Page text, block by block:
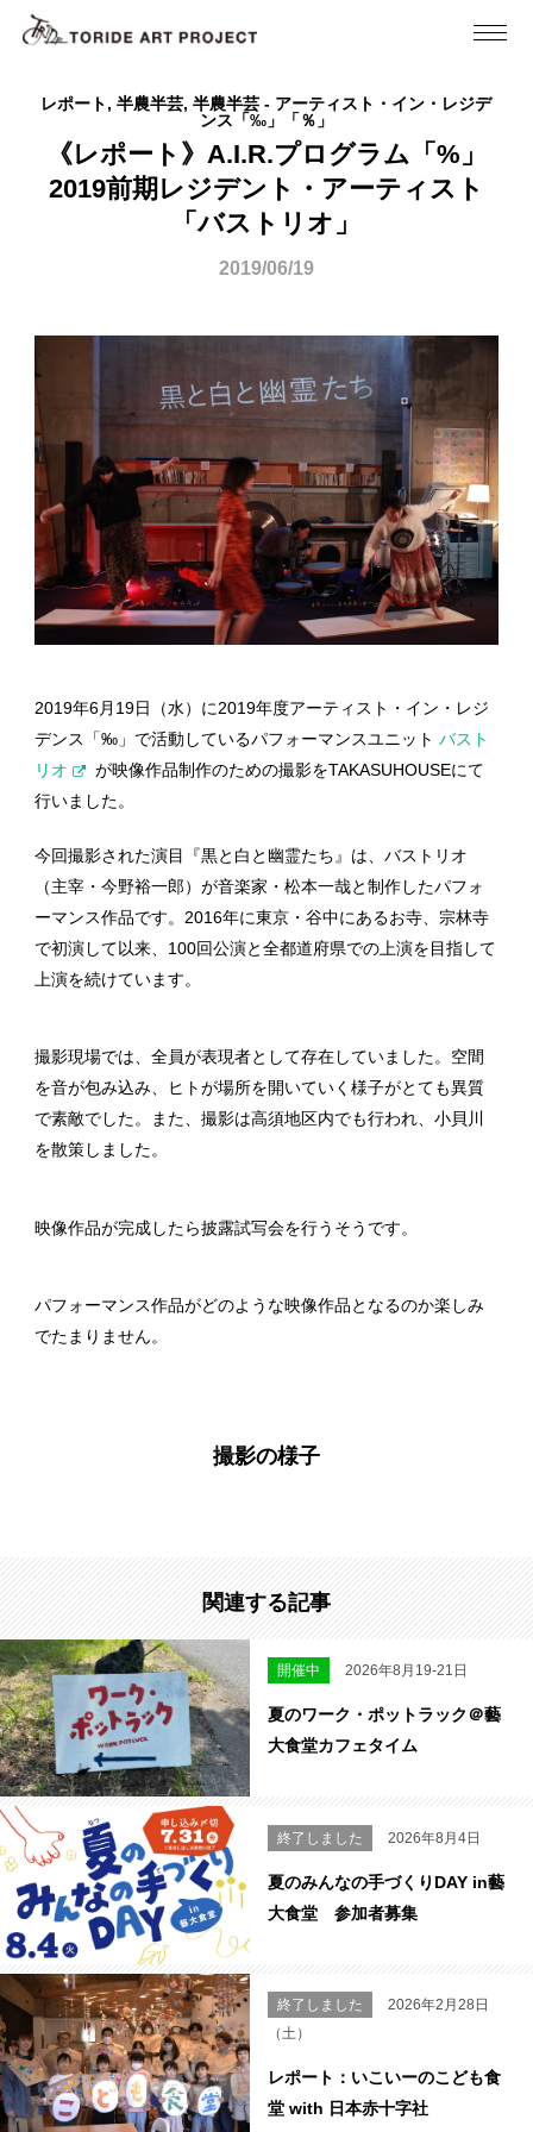
レポート, 半農半芸, 半農半芸 - アーティスト・イン・レジデ
ンス「‰」「％」
《レポート》A.I.R.プログラム「%」
2019前期レジデント・アーティスト
「バストリオ」
2019/06/19
2019年6月19日（水）に2019年度アーティスト・イン・レジ
デンス「‰」で活動しているパフォーマンスユニット バスト
リオ
が映像作品制作のための撮影をTAKASUHOUSEにて
行いました。
今回撮影された演目『黒と白と幽霊たち』は、バストリオ
（主宰・今野裕一郎）が音楽家・松本一哉と制作したパフォ
ーマンス作品です。2016年に東京・谷中にあるお寺、宗林寺
で初演して以来、100回公演と全都道府県での上演を目指して
上演を続けています。
撮影現場では、全員が表現者として存在していました。空間
を音が包み込み、ヒトが場所を開いていく様子がとても異質
で素敵でした。また、撮影は高須地区内でも行われ、小貝川
を散策しました。
映像作品が完成したら披露試写会を行うそうです。
パフォーマンス作品がどのような映像作品となるのか楽しみ
でたまりません。
撮影の様子
関連する記事
開催中 2026年8月19-21日
夏のワーク・ポットラック＠藝
大食堂カフェタイム
終了しました 2026年8月4日
夏のみんなの手づくりDAY in藝
大食堂 参加者募集
終了しました
2026年2月28日
（土）
レポート：いこいーのこども食
堂 with 日本赤十字社